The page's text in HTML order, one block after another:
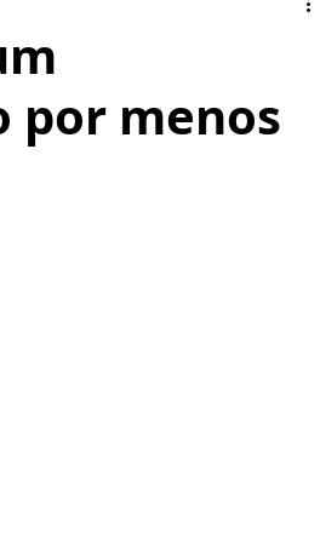
Facebook
Gear VR Pioneer Huawei
por menos